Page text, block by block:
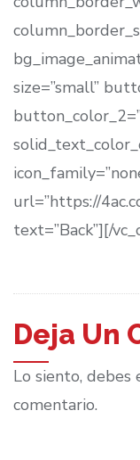
size=”small”
url=”https://
text=”Back”][/
Deja Un
Lo siento, debes
comentario.